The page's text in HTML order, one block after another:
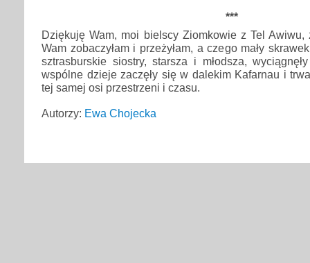
***
Dziękuję Wam, moi bielscy Ziomkowie z Tel
Wam zobaczyłam i przeżyłam, a czego mały
sztrasburskie siostry, starsza i młodsza,
wspólne dzieje zaczęły się w dalekim Kafarnau i
tej samej osi przestrzeni i czasu.
Autorzy: Ewa Chojecka